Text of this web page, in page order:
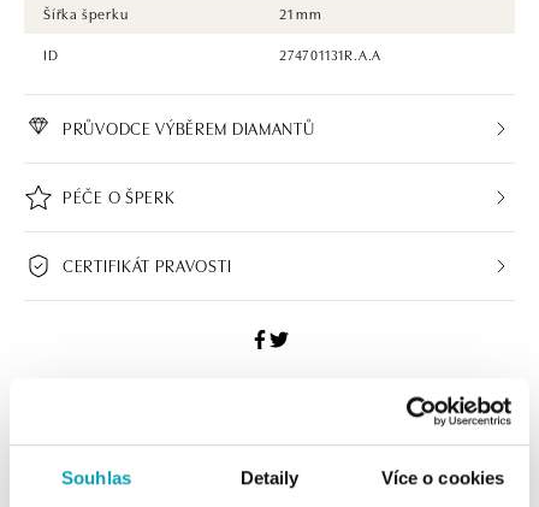
Souhlas Detaily Více o cookies
Šířka šperku
21 mm
ID
274701131R.A.A
PRŮVODCE VÝBĚREM DIAMANTŮ
PÉČE O ŠPERK
CERTIFIKÁT PRAVOSTI
Navštivte naše butiky